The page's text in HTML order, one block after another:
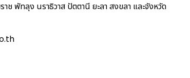
ช พัทลุง นราธิวาส ปัตตานี ยะลา สงขลา และจังหวัด